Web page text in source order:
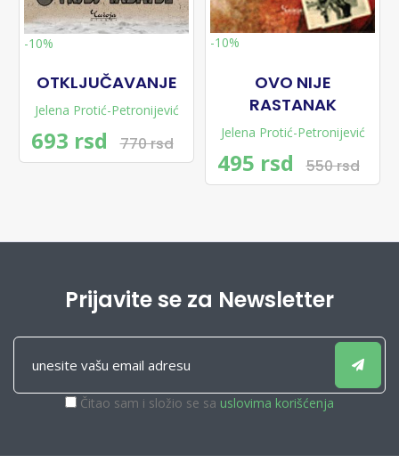
-10%
OTKLJUČAVANJE
Jelena Protić-Petronijević
693 rsd 770 rsd
-10%
OVO NIJE
RASTANAK
Jelena Protić-Petronijević
495 rsd 550 rsd
Prijavite se za Newsletter
Čitao sam i složio se sa uslovima korišćenja